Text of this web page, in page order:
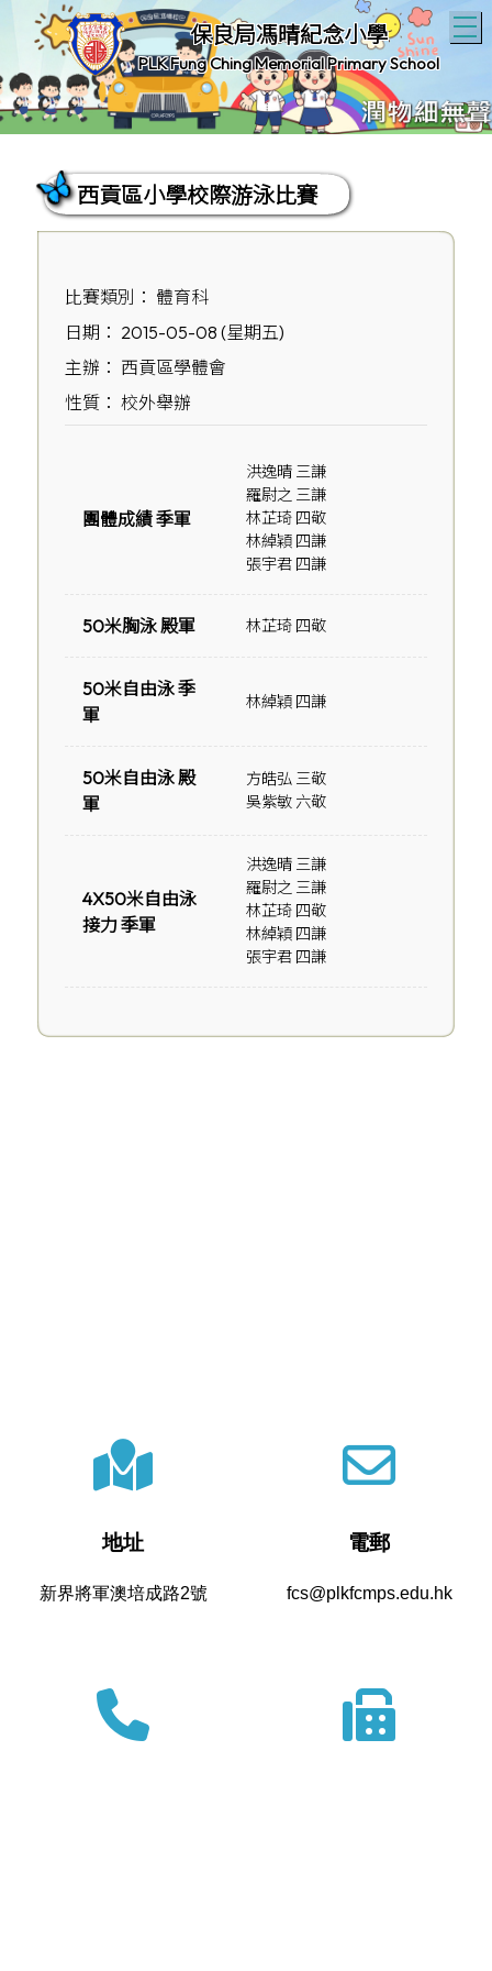
保良局馮晴紀念小學
PLK Fung Ching Memorial Primary School
西貢區小學校際游泳比賽
比賽類別： 體育科
日期： 2015-05-08 (星期五)
主辦： 西貢區學體會
性質： 校外舉辦
團體成績 季軍
洪逸晴 三謙
羅尉之 三謙
林芷琦 四敬
林綽穎 四謙
張宇君 四謙
50米胸泳 殿軍 林芷琦 四敬
50米自由泳 季
軍
林綽穎 四謙
50米自由泳 殿
軍
方皓弘 三敬
吳紫敏 六敬
4X50米自由泳
接力 季軍
洪逸晴 三謙
羅尉之 三謙
林芷琦 四敬
林綽穎 四謙
張宇君 四謙
地址
新界將軍澳培成路2號
電郵
fcs@plkfcmps.edu.hk